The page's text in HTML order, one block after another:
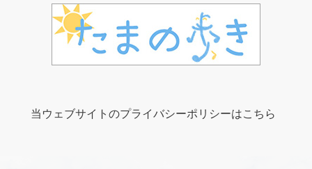
当ウェブサイトのプライバシーポリシーはこちら